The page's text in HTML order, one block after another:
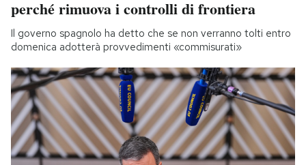
perché rimuova i controlli di frontiera
Il governo spagnolo ha detto che se non verranno tolti entro
domenica adotterà provvedimenti «commisurati»